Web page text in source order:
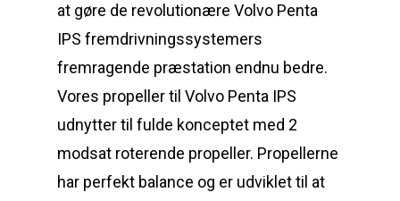
at gøre de revolutionære Volvo Penta
IPS fremdrivningssystemers
fremragende præstation endnu bedre.
Vores propeller til Volvo Penta IPS
udnytter til fulde konceptet med 2
modsat roterende propeller. Propellerne
har perfekt balance og er udviklet til at